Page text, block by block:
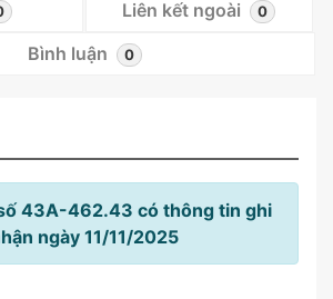
Liên kết ngoài 0
Bình luận 0
43A-462.43 có thông tin ghi
ngày 11/11/2025